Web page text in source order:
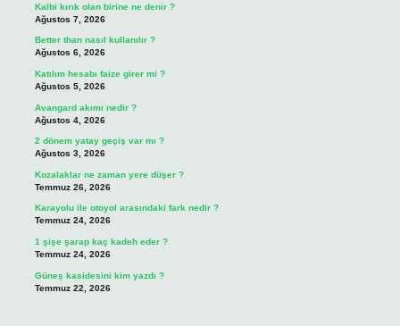
Kalbi kırık olan birine ne denir ?
Ağustos 7, 2026
Better than nasıl kullanılır ?
Ağustos 6, 2026
Katılım hesabı faize girer mi ?
Ağustos 5, 2026
Avangard akımı nedir ?
Ağustos 4, 2026
2 dönem yatay geçiş var mı ?
Ağustos 3, 2026
Kozalaklar ne zaman yere düşer ?
Temmuz 26, 2026
Karayolu ile otoyol arasındaki fark nedir ?
Temmuz 24, 2026
1 şişe şarap kaç kadeh eder ?
Temmuz 24, 2026
Güneş kasidesini kim yazdı ?
Temmuz 22, 2026